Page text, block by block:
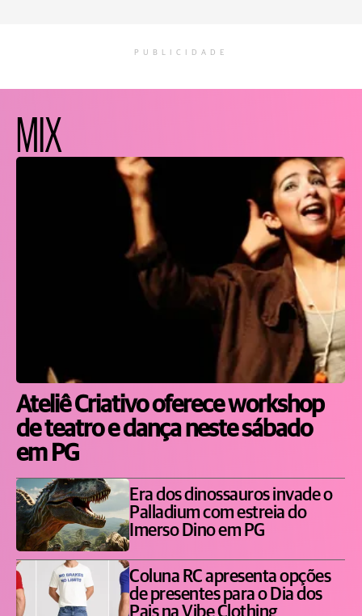
PUBLICIDADE
MIX
Ateliê Criativo oferece workshop
de teatro e dança neste sábado
em PG
Era dos dinossauros invade o
Palladium com estreia do
Imerso Dino em PG
Coluna RC apresenta opções
de presentes para o Dia dos